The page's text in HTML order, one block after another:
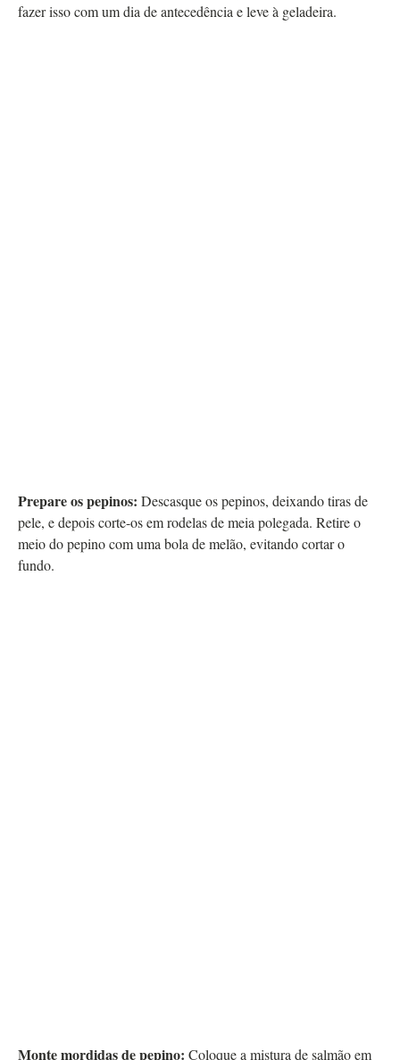
fazer isso com um dia de antecedência e leve à geladeira.
Prepare os pepinos: Descasque os pepinos, deixando tiras de
pele, e depois corte-os em rodelas de meia polegada. Retire o
meio do pepino com uma bola de melão, evitando cortar o
fundo.
Monte mordidas de pepino: Coloque a mistura de salmão em